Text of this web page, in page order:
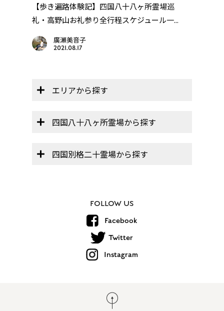
【歩き遍路体験記】四国八十八ヶ所霊場巡
礼・高野山お礼参り全行程スケジュール一...
廣瀬美音子
2021.08.17
エリアから探す
四国八十八ヶ所霊場から探す
四国別格二十霊場から探す
FOLLOW US
Facebook
Twitter
Instagram